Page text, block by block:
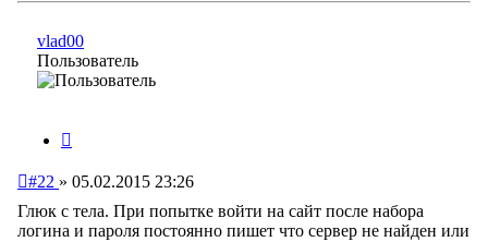
vlad00
Пользователь
Непрочитанное
#22 » 05.02.2015 23:26
Глюк с тела. При попытке войти на сайт после набора
логина и пароля постоянно пишет что сервер не найден или